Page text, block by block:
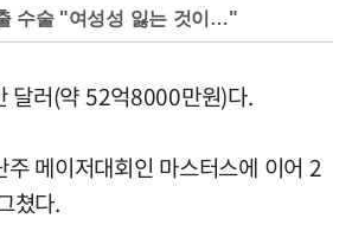
수술 "여성성 잃는 것이…"
달러(약 52억8000만원)다.
주 메이저대회인 마스터스에 이어 2
쳤다.